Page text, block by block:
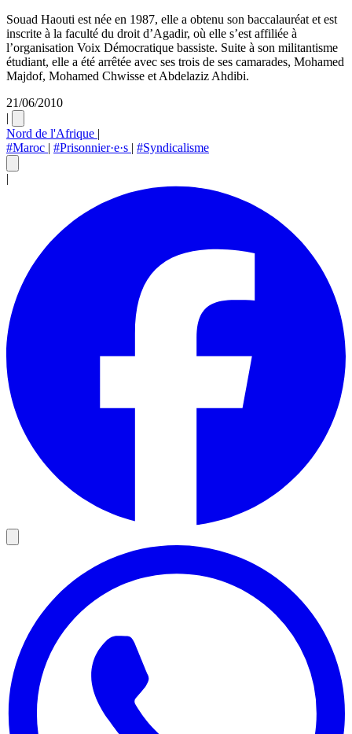
Souad Haouti est née en 1987, elle a obtenu son baccalauréat et est
inscrite à la faculté du droit d’Agadir, où elle s’est affiliée à
l’organisation Voix Démocratique bassiste. Suite à son militantisme
étudiant, elle a été arrêtée avec ses trois de ses camarades, Mohamed
Majdof, Mohamed Chwisse et Abdelaziz Ahdibi.
21/06/2010
|
Nord de l'Afrique |
#Maroc | #Prisonnier·e·s | #Syndicalisme
|